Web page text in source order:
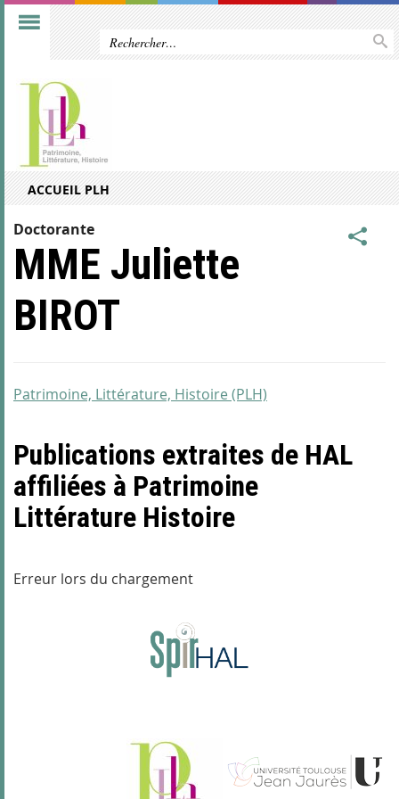
ACCUEIL PLH
Doctorante
MME Juliette
BIROT
Patrimoine, Littérature, Histoire (PLH)
Publications extraites de HAL
affiliées à Patrimoine
Littérature Histoire
Erreur lors du chargement